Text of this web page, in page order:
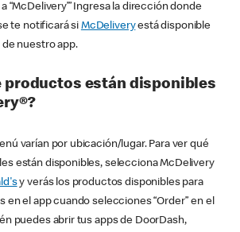
“McDelivery’” Ingresa la dirección donde
te notificará si McDeliveryestá disponible
nuestro app.
productos están disponibles
varían por ubicación/lugar. Para ver qué
están disponibles, selecciona McDelivery
y verás los productos disponibles para
en el app cuando selecciones “Order” en el
puedes abrir tus apps de DoorDash,